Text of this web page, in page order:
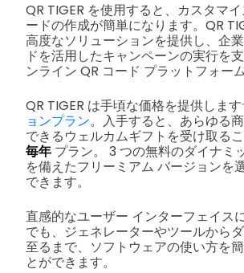
QR TIGER を使用すると、カスタマ
ードの作成が簡単になります。QR
高度なソリューションを提供し、企
ドを活用したキャンペーンの実行を
ンライン QR コード プラットフォーム
QR TIGER は手頃な価格を提供します
ョンプラン。入手すると、あらゆる
できるウェルカムギフトを受け取るこ
毎年 プラン。 3 つの無料のダイナミ
を備えたフリーミアム バージョンを
できます。
直感的なユーザー インターフェイス
でも、ジェネレーターやツールから
至るまで、ソフトウェアの使い方を
とができます。